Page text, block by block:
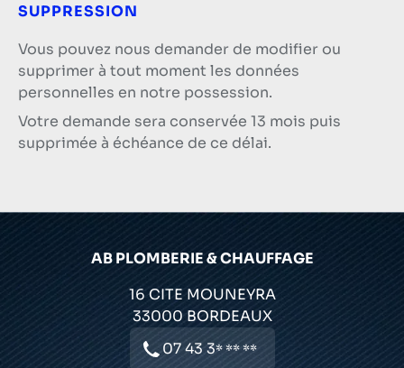
SUPPRESSION
Vous pouvez nous demander de modifier ou
supprimer à tout moment les données
personnelles en notre possession.
Votre demande sera conservée 13 mois puis
supprimée à échéance de ce délai.
AB PLOMBERIE & CHAUFFAGE
16 CITE MOUNEYRA
33000 BORDEAUX
07 43 3* ** **